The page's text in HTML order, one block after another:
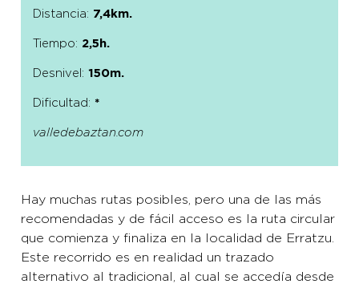
Distancia: 7,4km.
Tiempo: 2,5h.
Desnivel: 150m.
Dificultad: *
valledebaztan.com
Hay muchas rutas posibles, pero una de las más
recomendadas y de fácil acceso es la ruta circular
que comienza y finaliza en la localidad de Erratzu.
Este recorrido es en realidad un trazado
alternativo al tradicional, al cual se accedía desde